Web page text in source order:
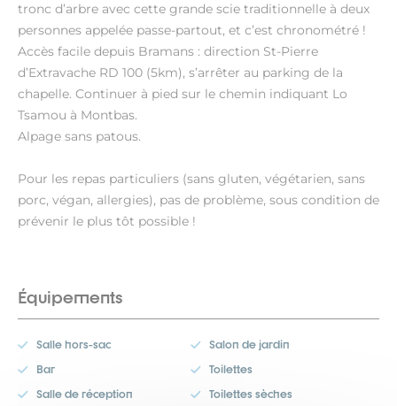
tronc d’arbre avec cette grande scie traditionnelle à deux
personnes appelée passe-partout, et c’est chronométré !
Accès facile depuis Bramans : direction St-Pierre
d’Extravache RD 100 (5km), s’arrêter au parking de la
chapelle. Continuer à pied sur le chemin indiquant Lo
Tsamou à Montbas.
Alpage sans patous.
Pour les repas particuliers (sans gluten, végétarien, sans
porc, végan, allergies), pas de problème, sous condition de
prévenir le plus tôt possible !
Équipements
Salle hors-sac
Salon de jardin
Bar
Toilettes
Salle de réception
Toilettes sèches